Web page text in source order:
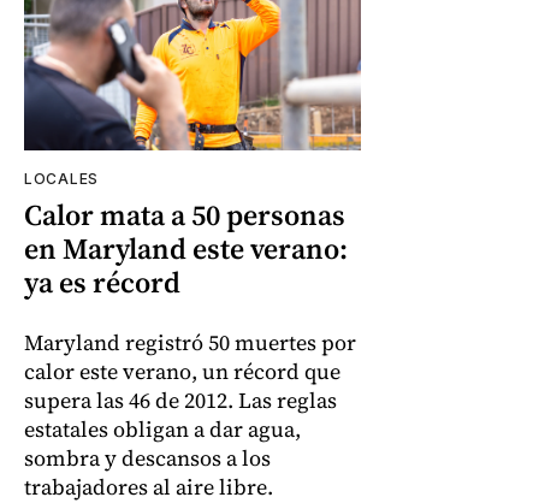
LOCALES
Calor mata a 50 personas
en Maryland este verano:
ya es récord
Maryland registró 50 muertes por
calor este verano, un récord que
supera las 46 de 2012. Las reglas
estatales obligan a dar agua,
sombra y descansos a los
trabajadores al aire libre.